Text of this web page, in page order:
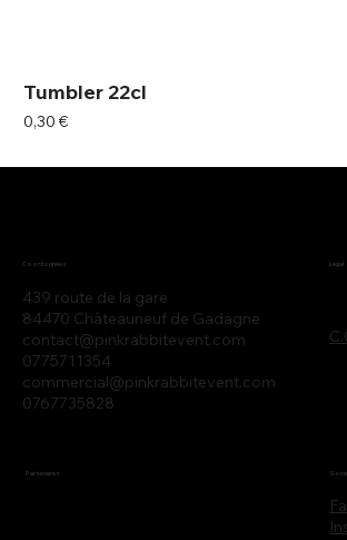
Tumbler 22cl
Prix
0,30 €
439 route de la gare
84470 Châteauneuf de Gadagne
contact@pinkrabbitevent.com
0775711354
commercial@pinkrabbitevent.com
0767735828
Coordonnées Legal
Partenaires